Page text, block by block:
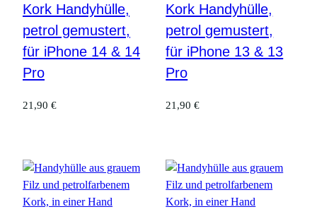
Kork Handyhülle,
petrol gemustert,
für iPhone 14 & 14
Pro
21,90 €
Kork Handyhülle,
petrol gemustert,
für iPhone 13 & 13
Pro
21,90€